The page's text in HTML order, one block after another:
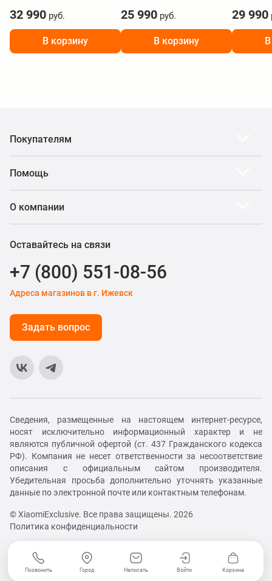
32 990 руб.
В корзину
25 990 руб.
В корзину
29 990
Покупателям
Помощь
О компании
Оставайтесь на связи
+7 (800) 551-08-56
Адреса магазинов в г. Ижевск
Задать вопрос
Сведения, размещенные на настоящем интернет-ресурсе,
носят исключительно информационный характер и не
являются публичной офертой (ст. 437 Гражданского кодекса
РФ). Компания не несет ответственности за несоответствие
описания с официальным сайтом производителя.
Убедительная просьба дополнительно уточнять указанные
данные по электронной почте или контактным телефонам.
© XiaomiExclusive. Все права защищены. 2026
Политика конфиденциальности
Позвонить Город Написать Войти Корзина